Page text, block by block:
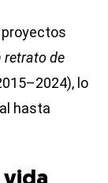
retrato de
lo
hasta